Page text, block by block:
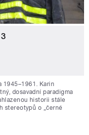
1945–1961. Karin
dosavadní paradigma
historii stále
stereotypů o „černé